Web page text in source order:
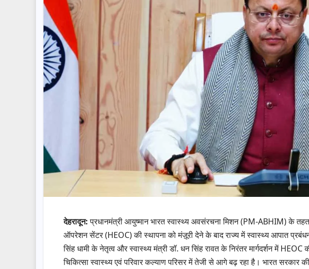
देहरादून:प्रधानमंत्री आयुष्मान भारत स्वास्थ्य अवसंरचना मिशन (PM-ABHIM) के तहत
ऑपरेशन सेंटर (HEOC) की स्थापना को मंज़ूरी देने के बाद राज्य में स्वास्थ्य आपात
सिंह धामी के नेतृत्व और स्वास्थ्य मंत्री डॉ. धन सिंह रावत के निरंतर मार्गदर्शन में HEOC
चिकित्सा स्वास्थ्य एवं परिवार कल्याण परिसर में तेजी से आगे बढ़ रहा है। भारत सरकार